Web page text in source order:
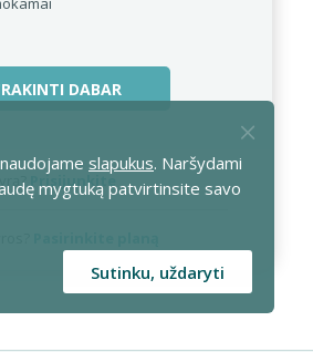
DABAR
Prisijunkite
slapukus. Naršydami
mygtuką patvirtinsite savo
Sutinku, uždaryti